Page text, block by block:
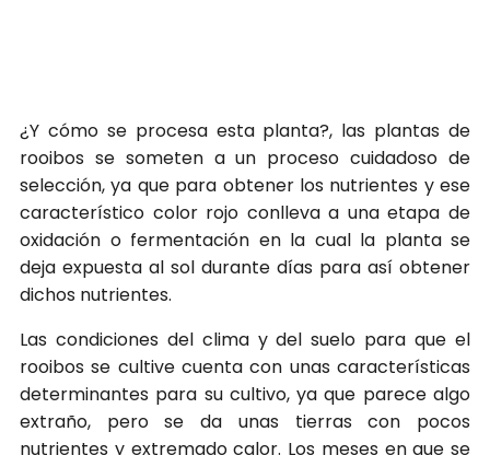
¿Y cómo se procesa esta planta?, las plantas de
rooibos se someten a un proceso cuidadoso de
selección, ya que para obtener los nutrientes y ese
característico color rojo conlleva a una etapa de
oxidación o fermentación en la cual la planta se
deja expuesta al sol durante días para así obtener
dichos nutrientes.
Las condiciones del clima y del suelo para que el
rooibos se cultive cuenta con unas características
determinantes para su cultivo, ya que parece algo
extraño, pero se da unas tierras con pocos
nutrientes y extremado calor. Los meses en que se